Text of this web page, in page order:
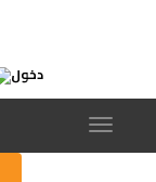
دخول
Toggle
navigation
لا توجد قوائم مع